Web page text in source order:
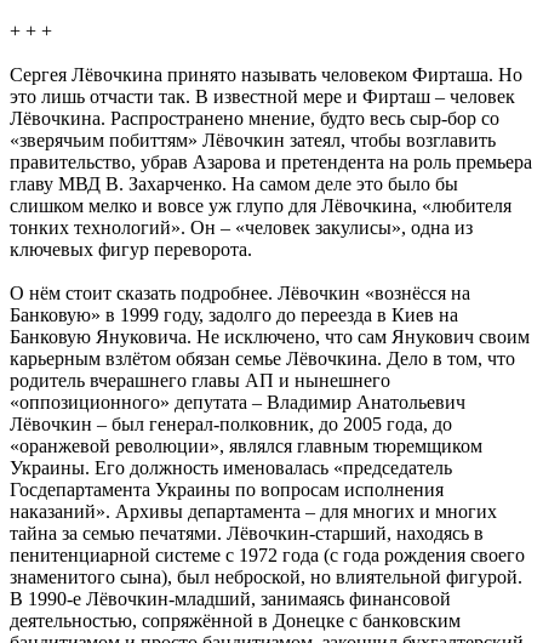
+ + +
Сергея Лёвочкина принято называть человеком Фирташа. Но
это лишь отчасти так. В известной мере и Фирташ – человек
Лёвочкина. Распространено мнение, будто весь сыр-бор со
«зверячьим побиттям» Лёвочкин затеял, чтобы возглавить
правительство, убрав Азарова и претендента на роль премьера
главу МВД В. Захарченко. На самом деле это было бы
слишком мелко и вовсе уж глупо для Лёвочкина, «любителя
тонких технологий». Он – «человек закулисы», одна из
ключевых фигур переворота.
О нём стоит сказать подробнее. Лёвочкин «вознёсся на
Банковую» в 1999 году, задолго до переезда в Киев на
Банковую Януковича. Не исключено, что сам Янукович своим
карьерным взлётом обязан семье Лёвочкина. Дело в том, что
родитель вчерашнего главы АП и нынешнего
«оппозиционного» депутата – Владимир Анатольевич
Лёвочкин – был генерал-полковник, до 2005 года, до
«оранжевой революции», являлся главным тюремщиком
Украины. Его должность именовалась «председатель
Госдепартамента Украины по вопросам исполнения
наказаний». Архивы департамента – для многих и многих
тайна за семью печатями. Лёвочкин-старший, находясь в
пенитенциарной системе с 1972 года (с года рождения своего
знаменитого сына), был неброской, но влиятельной фигурой.
В 1990-е Лёвочкин-младший, занимаясь финансовой
деятельностью, сопряжённой в Донецке с банковским